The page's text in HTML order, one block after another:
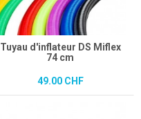
Tuyau d'inflateur DS Miflex
74 cm
49.00 CHF